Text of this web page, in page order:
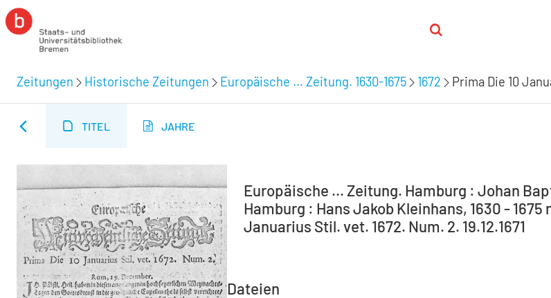
Zeitungen Historische Zeitungen Europäische ... Zeitung. 1630-1675 1672 Prima Die 10
TITEL JAHRE
Europäische ... Zeitung. Hamburg : Johan
Hamburg : Hans Jakob Kleinhans, 1630 -
Januarius Stil. vet. 1672. Num. 2. 19.12.1671
Dateien